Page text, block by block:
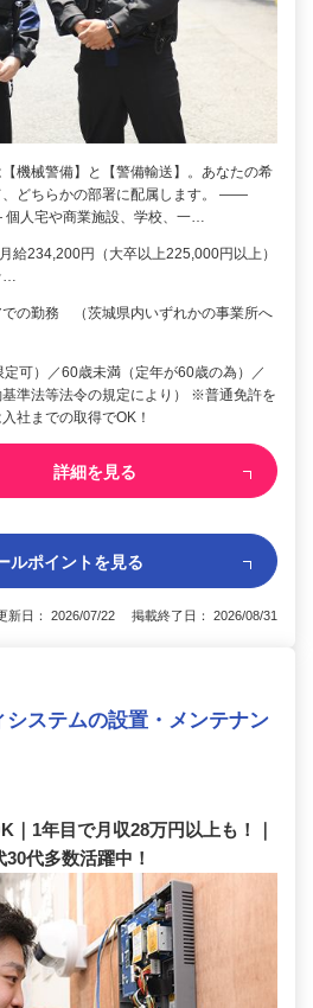
機械警備】と【警備輸送】。あなたの希
、どちらかの部署に配属します。 ――
人宅や商業施設、学校、一…
給234,200円（大卒以上225,000円以上）
での勤務 （茨城県内いずれかの事業所へ
定可）／60歳未満（定年が60歳の為）／
準法等法令の規定により） ※普通免許を
社までの取得でOK！
詳細を見る
ルポイントを見る
新日： 2026/07/22 掲載終了日： 2026/08/31
ステムの設置・メンテナン
｜1年目で月収28万円以上も！｜
代多数活躍中！